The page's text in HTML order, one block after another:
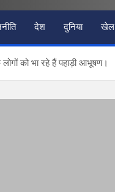
देश दुनिया खेल
को भा रहे हैं पहाड़ी आभूषण।